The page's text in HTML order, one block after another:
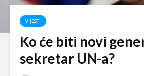
VIJESTI
Ko će biti novi
sekretar UN-a?